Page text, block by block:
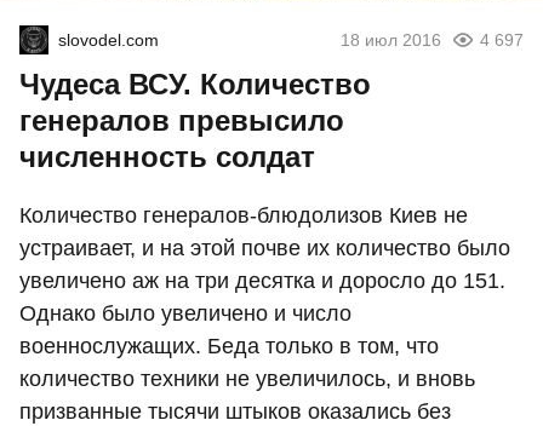
slovodel.com 18 июл 2016 4 697
Чудеса ВСУ. Количество
генералов превысило
численность солдат
Количество генералов-блюдолизов Киев не
устраивает, и на этой почве их количество было
увеличено аж на три десятка и доросло до 151.
Однако было увеличено и число
военнослужащих. Беда только в том, что
количество техники не увеличилось, и вновь
призванные тысячи штыков оказались без